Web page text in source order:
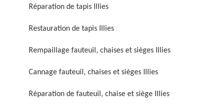
chaise et siège 59
Réparation de tapis Illies
Restauration de tapis Illies
Rempaillage fauteuil, chaises et sièges Illies
Cannage fauteuil, chaises et sièges Illies
Réparation de fauteuil, chaise et siège Illies